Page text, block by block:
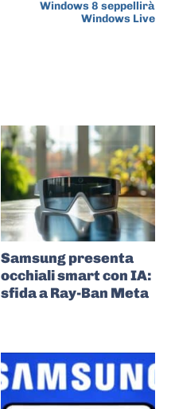
Windows 8 seppellirà
Windows Live
Samsung presenta
occhiali smart con IA:
sfida a Ray-Ban Meta